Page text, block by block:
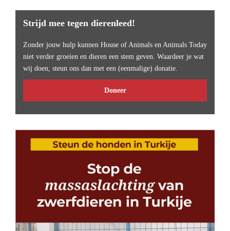
Strijd mee tegen dierenleed!
Zonder jouw hulp kunnen House of Animals en Animals Today
niet verder groeien en dieren een stem geven. Waardeer je wat
wij doen, steun ons dan met een (eenmalige) donatie.
Doneer